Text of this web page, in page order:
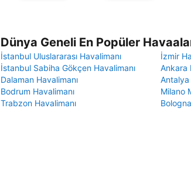
Dünya Geneli En Popüler
İstanbul Uluslararası Havalimanı
İzmir
İstanbul Sabiha Gökçen Havalimanı
Ankara
Dalaman Havalimanı
Antalya
Bodrum Havalimanı
Milano
Trabzon Havalimanı